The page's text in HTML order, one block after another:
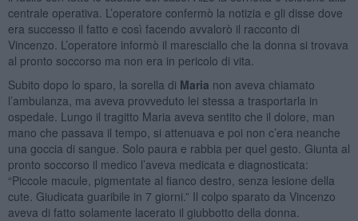
centrale operativa. L’operatore confermò la notizia e gli disse dove
era successo il fatto e così facendo avvalorò il racconto di
Vincenzo. L’operatore informò il maresciallo che la donna si trovava
al pronto soccorso ma non era in pericolo di vita.
Subito dopo lo sparo, la sorella di Maria non aveva chiamato
l’ambulanza, ma aveva provveduto lei stessa a trasportarla in
ospedale. Lungo il tragitto Maria aveva sentito che il dolore, man
mano che passava il tempo, si attenuava e poi non c’era neanche
una goccia di sangue. Solo paura e rabbia per quel gesto. Giunta al
pronto soccorso il medico l’aveva medicata e diagnosticata:
“Piccole macule, pigmentate al fianco destro, senza lesione della
cute. Giudicata guaribile in 7 giorni.” Il colpo sparato da Vincenzo
aveva di fatto solamente lacerato il giubbotto della donna.